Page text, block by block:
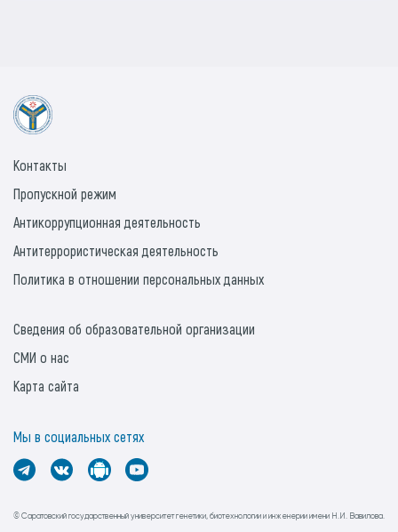
© Саратовский государственный университет генетики, биотехнологии и инженерии имени Н.И. Вавилова.
Контакты
Пропускной режим
Антикоррупционная деятельность
Антитеррористическая деятельность
Политика в отношении персональных данных
Сведения об образовательной организации
СМИ о нас
Карта сайта
Мы в социальных сетях